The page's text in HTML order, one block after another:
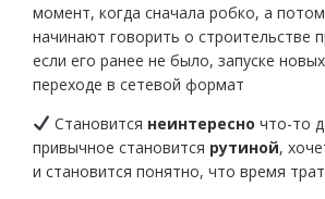
момент, когда сначала робко, а
начинают говорить о строительстве
если его ранее не было, запуске
переходе в сетевой формат
Становится неинтересно что-то
привычное становится рутиной,
и становится понятно, что время